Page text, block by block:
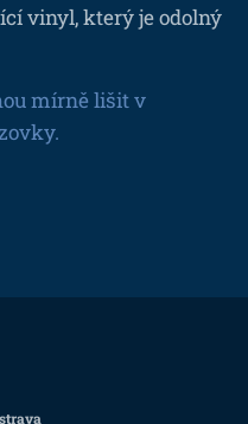
vinyl, který je odolný
mírně lišit v